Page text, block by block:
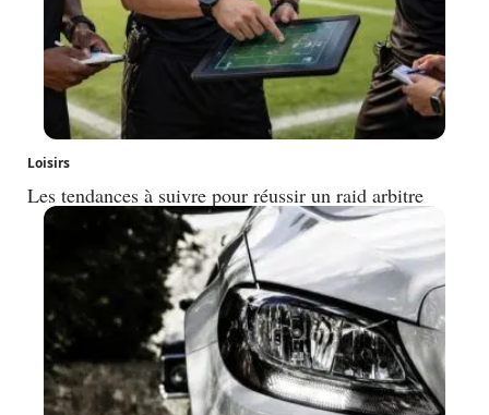
Loisirs
Les tendances à suivre pour réussir un raid arbitre